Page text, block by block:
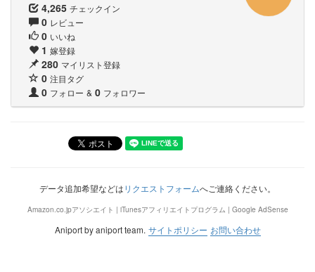
4,265 チェックイン
0 レビュー
0 いいね
1 嫁登録
280 マイリスト登録
0 注目タグ
0 フォロー & 0 フォロワー
データ追加希望などはリクエストフォームへご連絡ください。
Amazon.co.jpアソシエイト | iTunesアフィリエイトプログラム | Google AdSense
Aniport by aniport team. サイトポリシー お問い合わせ